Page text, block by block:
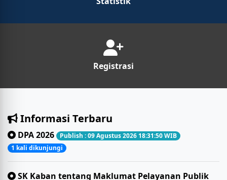
Registrasi
Informasi Terbaru
DPA 2026
Publish : 09 Agustus 2026 18:31:50 WIB
1 kali dikunjungi
SK Kaban tentang Maklumat Pelayanan Publik